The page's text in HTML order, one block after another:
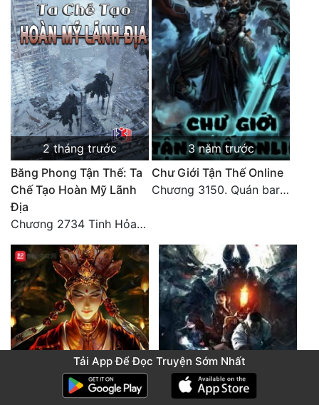
2 tháng trước
Băng Phong Tận Thế: Ta
Chế Tạo Hoàn Mỹ Lãnh
Địa
Chương 2734 Tinh Hỏa (Đại kết cục) (2)
3 năm trước
Chư Giới Tận Thế Online
Chương 3150. Quán bar Huyết Hải. Hết
Tải App Để Đọc Truyện Sớm Nhất